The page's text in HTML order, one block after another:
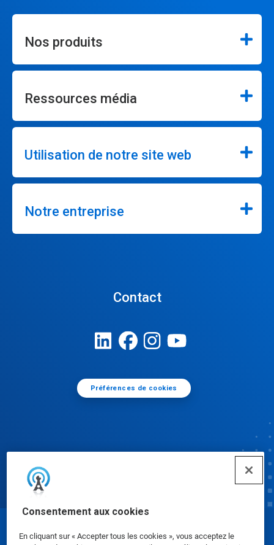
Consentement aux cookies
En cliquant sur « Accepter tous les cookies », vous acceptez le
Nos produits
Ressources média
Utilisation de notre site web
Notre entreprise
Contact
Préférences de cookies
© Ecolab Inc. 2025